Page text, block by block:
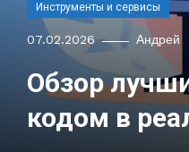
Инструменты и сервисы
07.02.2026 Андрей
Обзор
кодом в